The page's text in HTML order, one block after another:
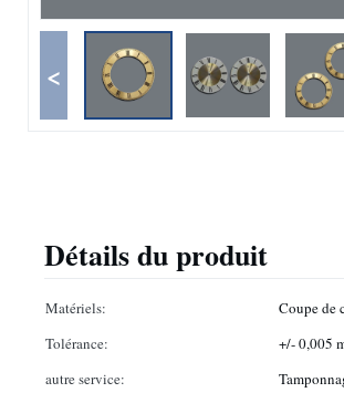
<
Détails du produit
Matériels: Coupe de
Tolérance:
+/- 0,005
autre service: